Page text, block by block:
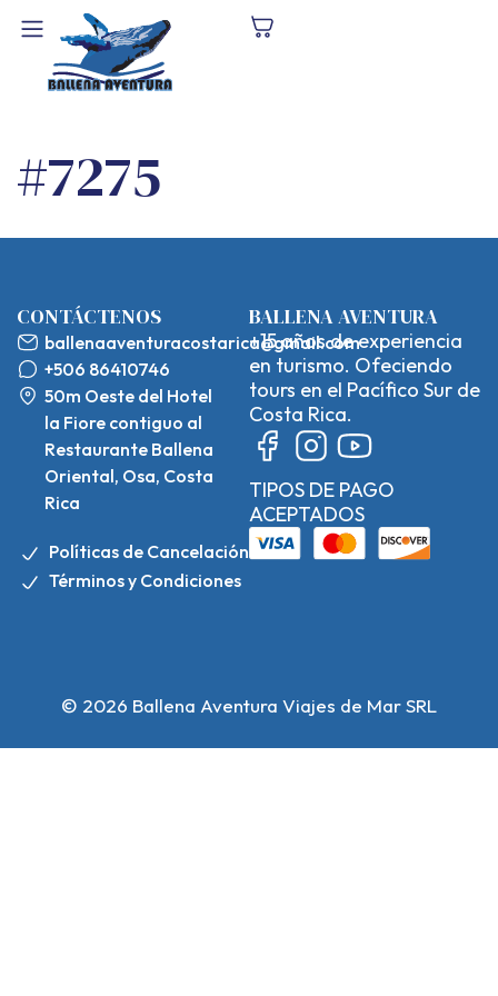
#7275
CONTÁCTENOS
ballenaaventuracostarica@gmail.com
+506 86410746
50m Oeste del Hotel
la Fiore contiguo al
Restaurante Ballena
Oriental, Osa, Costa
Rica
Políticas de Cancelación
Términos y Condiciones
BALLENA AVENTURA
+15 años de experiencia
en turismo. Ofeciendo
tours en el Pacífico Sur de
Costa Rica.
TIPOS DE PAGO
ACEPTADOS
© 2026 Ballena Aventura Viajes de Mar SRL